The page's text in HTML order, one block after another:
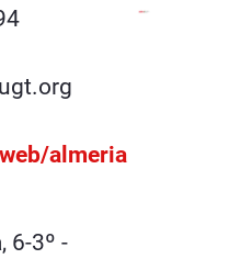
almeria
6-3º -